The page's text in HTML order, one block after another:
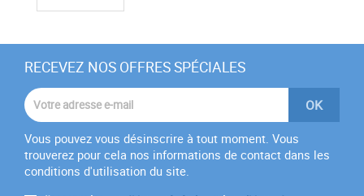
RECEVEZ NOS OFFRES SPÉCIALES
Vous pouvez vous désinscrire à tout moment. Vous
trouverez pour cela nos informations de contact dans les
conditions d'utilisation du site.